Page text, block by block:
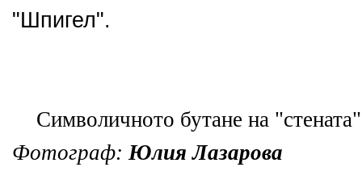
"Шпигел".
Символичното бутане на "стената"
Фотограф:Юлия Лазарова